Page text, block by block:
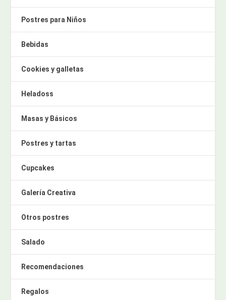
Postres para Niños
Bebidas
Cookies y galletas
Heladoss
Masas y Básicos
Postres y tartas
Cupcakes
Galería Creativa
Otros postres
Salado
Recomendaciones
Regalos